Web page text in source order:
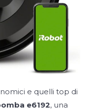
e quelli top di
e6192, una